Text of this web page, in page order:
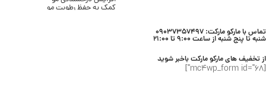
محصول برند SKIN1004
کمک به حفظ رطوبت مو
تماس با مارکو مارکت: 09037357497
شنبه تا پنج شنبه از ساعت 9:00 تا 21:00
از تخفیف های مارکو مارکت باخبر شوید
[mc4wp_form id="68"]